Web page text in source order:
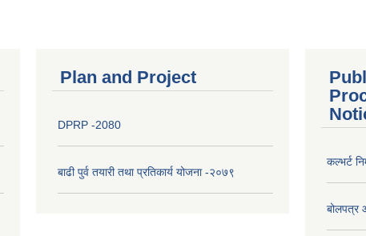
Plan and Project
DPRP -2080
बाढी पुर्व तयारी तथा प्रतिकार्य योजना -२०७९
कल्भर्ट
बोलपत्र